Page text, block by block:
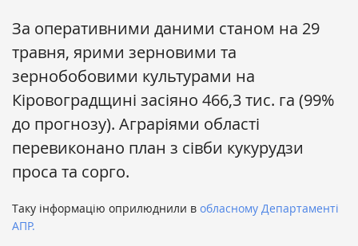
За оперативними даними станом на 29
травня, ярими зерновими та
зернобобовими культурами на
Кіровоградщині засіяно 466,3 тис. га (99%
до прогнозу). Аграріями області
перевиконано план з сівби кукурудзи
проса та сорго.
Таку інформацію оприлюднили в обласному Департаменті
АПР.